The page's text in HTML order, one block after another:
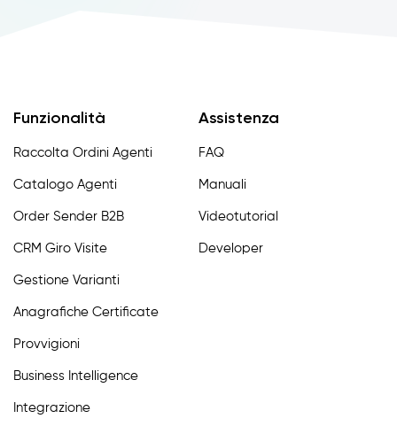
Funzionalità
Raccolta Ordini Agenti
Catalogo Agenti
Order Sender B2B
CRM Giro Visite
Gestione Varianti
Anagrafiche Certificate
Provvigioni
Business Intelligence
Integrazione
Assistenza
FAQ
Manuali
Videotutorial
Developer